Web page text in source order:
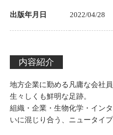
出版年月日 2022/04/28
内容紹介
地方企業に勤める凡庸な会社
生々しくも鮮明な足跡。
組織・企業・生物化学・イン
いに混じり合う、ニュータイプ